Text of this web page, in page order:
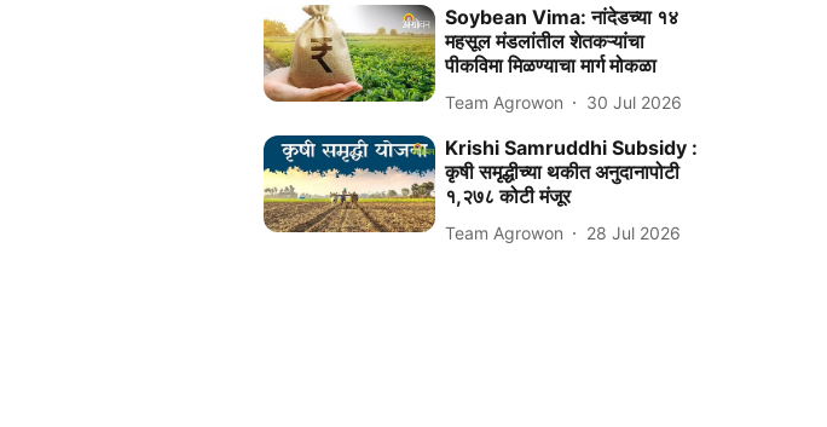
Soybean Vima: नांदेडच्या १४
महसूल मंडलांतील शेतकऱ्यांचा
पीकविमा मिळण्याचा मार्ग मोकळा
Team Agrowon 30 Jul 2026
Krishi Samruddhi Subsidy :
कृषी समृद्धीच्या थकीत अनुदानापोटी
१,२७८ कोटी मंजूर
Team Agrowon 28 Jul 2026